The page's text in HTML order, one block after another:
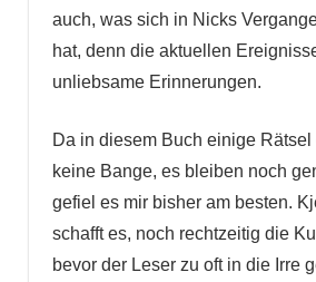
auch, was sich in Nicks
hat, denn die aktuellen
unliebsame Erinnerungen.
Da in diesem Buch einige
keine Bange, es bleiben noch
gefiel es mir bisher am besten.
schafft es, noch rechtzeitig die
bevor der Leser zu oft in die Irre